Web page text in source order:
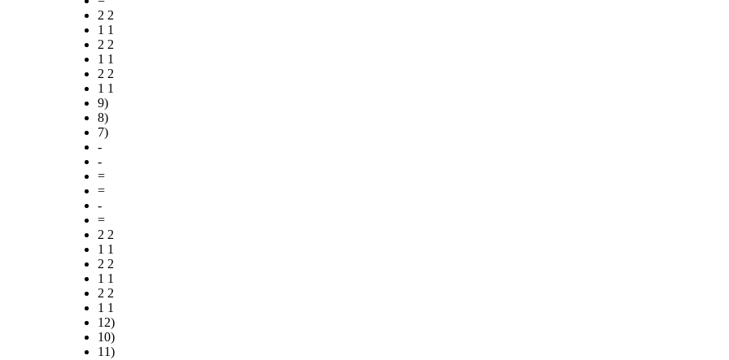
2 2
1 1
2 2
1 1
2 2
1 1
9)
8)
7)
-
-
=
=
-
=
2 2
1 1
2 2
1 1
2 2
1 1
12)
10)
11)